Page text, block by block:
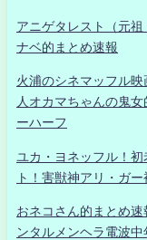
アニゲタレスト（元
ナベ的まとめ速報
火浦のシネマッフル
人オカマちゃんの鬼
ーハーフ
ユカ・ヨネッフル！
ト！害獣神アリ・ガ
おネコさん的まとめ
ンタルメンヘラ電波